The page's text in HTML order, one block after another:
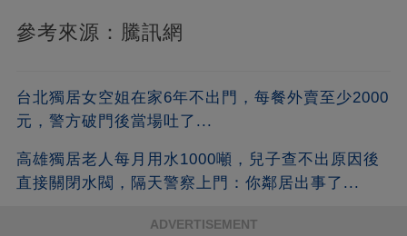
參考來源：騰訊網
台北獨居女空姐在家6年不出門，每餐外賣至少2000
元，警方破門後當場吐了...
高雄獨居老人每月用水1000噸，兒子查不出原因後
直接關閉水閥，隔天警察上門：你鄰居出事了...
ADVERTISEMENT